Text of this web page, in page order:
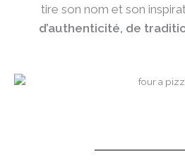
tire son nom et son
d’authenticité, de